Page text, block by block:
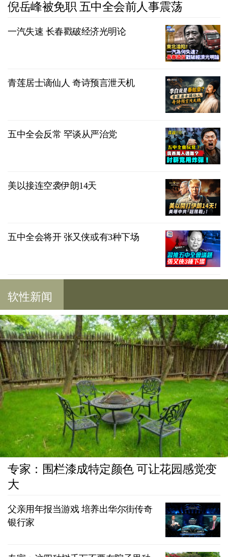
倪岳峰被免职 五中全会前人事震荡
一汽失速 长春戳破经济光明论
青莲居士谪仙人 奇诗预言泄天机
五中全会反常 罕谈从严治党
美以接连空袭伊朗14天
五中全会将开 张又侠或有3种下场
软性新闻
专家：围栏漆成特定颜色 可让花园感觉变
大
父亲用年报当游戏 培养出华尔街传奇
银行家